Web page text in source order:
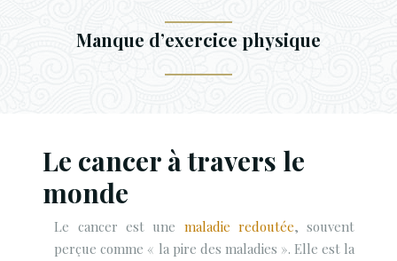
Manque d’exercice physique
Le cancer à travers le
monde
Le cancer est une maladie redoutée, souvent
perçue comme « la pire des maladies ». Elle est la